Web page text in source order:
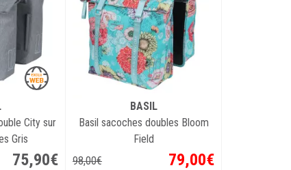
City sur
Gris
75,90€
BASIL
Basil sacoches doubles Bloom
Field
98,00€ 79,00€